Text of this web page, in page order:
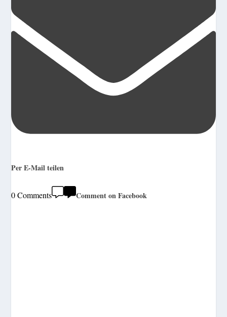
Per E-Mail teilen
0 Comments Comment on Facebook